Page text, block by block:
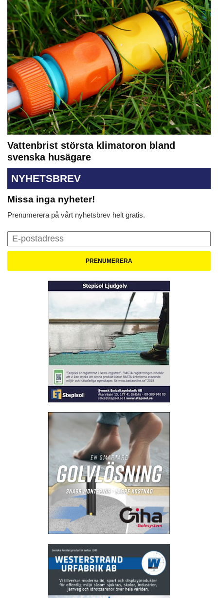
Vattenbrist största klimatoron bland
svenska husägare
NYHETSBREV
Missa inga nyheter!
Prenumerera på vårt nyhetsbrev helt gratis.